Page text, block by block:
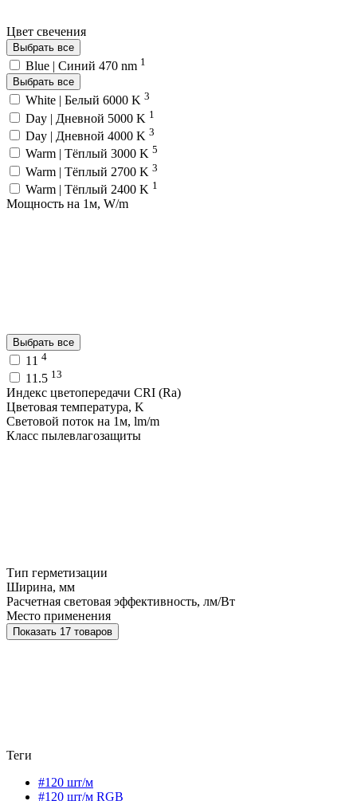
Цвет свечения
Выбрать все
Blue | Синий 470 nm 1
Выбрать все
White | Белый 6000 K 3
Day | Дневной 5000 K 1
Day | Дневной 4000 K 3
Warm | Тёплый 3000 K 5
Warm | Тёплый 2700 K 3
Warm | Тёплый 2400 K 1
Мощность на 1м, W/m
Выбрать все
11 4
11.5 13
Индекс цветопередачи CRI (Ra)
Цветовая температура, K
Световой поток на 1м, lm/m
Класс пылевлагозащиты
Тип герметизации
Ширина, мм
Расчетная световая эффективность, лм/Вт
Место применения
Показать 17 товаров
Теги
#120 шт/м
#120 шт/м RGB